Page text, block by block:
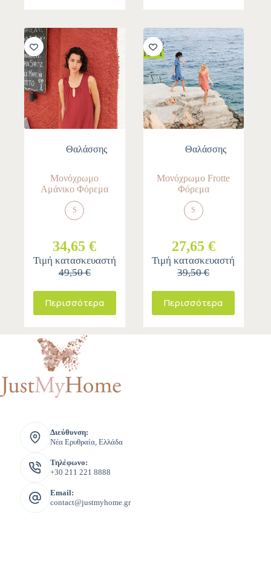
-30%
Θαλάσσης
Μονόχρωμο
Αμάνικο Φόρεμα
S
34,65 €
Τιμή κατασκευαστή
49,50 €
Περισσότερα
-30%
HOT
Θαλάσσης
Μονόχρωμο Frotte
Φόρεμα
S
27,65 €
Τιμή κατασκευαστή
39,50 €
Περισσότερα
Διεύθυνση:
Νέα Ερυθραία, Ελλάδα
Τηλέφωνο:
+30 211 221 8888
Email:
contact@justmyhome.gr